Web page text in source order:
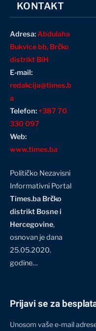
KONTAKT
Adresa:Abdulaha
Bukvice bb, Brčko
distrikt BiH
E-mail:
redakcija@times.b
a
Telefon:+387 70
330 097
Web:
www.times.ba
Političko Nezavisni
Informativni Portal
Times.ba Brčko
distrikt Bosne i
Hercegovine,
osnovan je dana
25.05.2020.
godine…
Prijavi se za
Unosom vaše e-mail